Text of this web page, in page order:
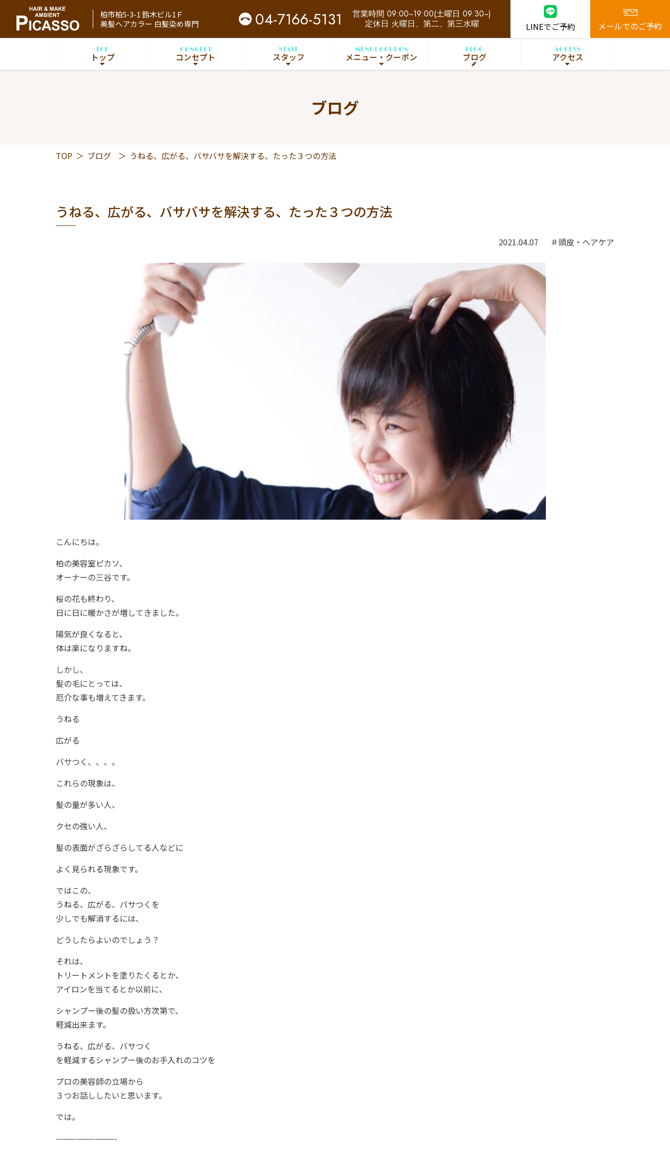
柏市柏5-3-1 鈴木ビル1Ｆ
美髪ヘアカラー 白髪染め専門
04-7166-5131
営業時間 09:00~19:00(土曜日 09:30~)
定休日 火曜日、第二、第三水曜
LINEでご予約 メールでのご予約
TOP
トップ
CONCEPT
コンセプト
STAFF
スタッフ
MENU&COUPON
メニュー・クーポン
BLOG
ブログ
ACCESS
アクセス
ブログ
TOP ＞ ブログ ＞ うねる、広がる、バサバサを解決する、たった３つの方法
うねる、広がる、バサバサを解決する、たった３つの方法
2021.04.07 ＃頭皮・ヘアケア
こんにちは。
柏の美容室ピカソ、
オーナーの三谷です。
桜の花も終わり、
日に日に暖かさが増してきました。
陽気が良くなると、
体は楽になりますね。
しかし、
髪の毛にとっては、
厄介な事も増えてきます。
うねる
広がる
バサつく、、、。
これらの現象は、
髪の量が多い人、
クセの強い人、
髪の表面がざらざらしてる人などに
よく見られる現象です。
ではこの、
うねる、広がる、バサつくを
少しでも解消するには、
どうしたらよいのでしょう？
それは、
トリートメントを塗りたくるとか、
アイロンを当てるとか以前に、
シャンプー後の髪の扱い方次第で、
軽減出来ます。
うねる、広がる、バサつく
を軽減するシャンプー後のお手入れのコツを
プロの美容師の立場から
３つお話ししたいと思います。
では。
—————————-